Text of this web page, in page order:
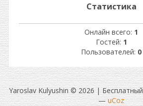
Статистика
Онлайн всего: 1
Гостей: 1
Пользователей: 0
Yaroslav Kulyushin © 2026 | Бесплатный
— uCoz